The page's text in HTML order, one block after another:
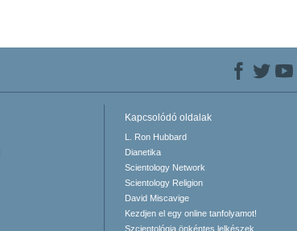
Kapcsolódó oldalak
L. Ron Hubbard
Dianetika
Scientology Network
Scientology Religion
David Miscavige
Kezdjen el egy online tanfolyamot!
Szcientológia önkéntes lelkészek